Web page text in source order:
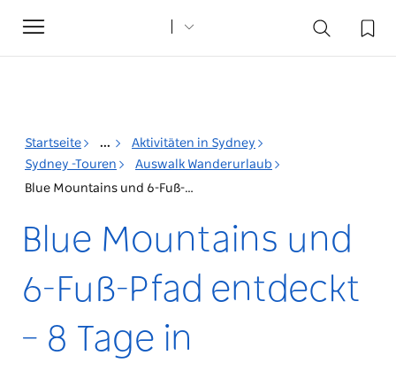
Toggle
navigation
Startseite ...
Aktivitäten in Sydney
Sydney -Touren
Auswalk Wanderurlaub
Blue Mountains und 6-Fuß-Pfad entdeckt – 8 Tage in Eigenregie
Blue Mountains und
6-Fuß-Pfad entdeckt
– 8 Tage in